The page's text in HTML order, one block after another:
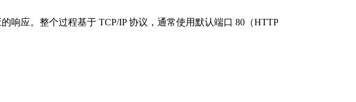
响应。整个过程基于 TCP/IP 协议，通常使用默认端口 80（HTTP